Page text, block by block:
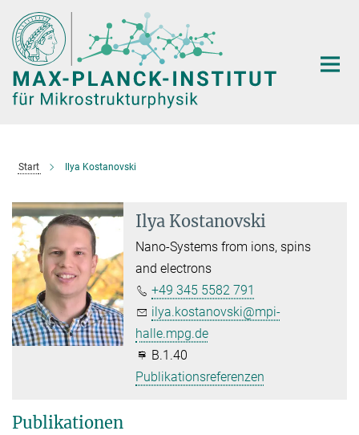
Hauptinhalt
Start Ilya Kostanovski
Ilya Kostanovski
Nano-Systems from ions, spins
and electrons
+49 345 5582 791
ilya.kostanovski@mpi-
halle.mpg.de
B.1.40
Publikationsreferenzen
Publikationen